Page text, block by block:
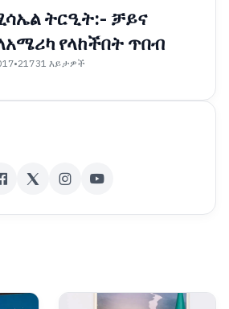
ትርዒት:- ቻይና
የላከችበት ጥበብ
•21731 እይታዎች